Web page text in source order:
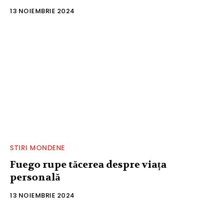
13 NOIEMBRIE 2024
STIRI MONDENE
Fuego rupe tăcerea despre viața
personală
13 NOIEMBRIE 2024